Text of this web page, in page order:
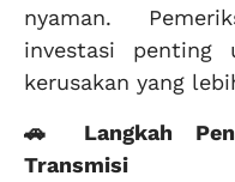
nyaman.
investasi penting
kerusakan yang
🚗 Langkah
Transmisi